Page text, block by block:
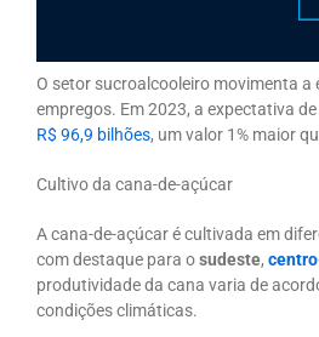
O setor sucroalcooleiro movimenta a
empregos. Em 2023, a expectativa
R$ 96,9 bilhões, um valor 1% maior
Cultivo da cana-de-açúcar
A cana-de-açúcar é cultivada em
com destaque para osudeste,
produtividade da cana varia de
condições climáticas.